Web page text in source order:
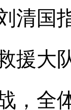
国指
援大
，全